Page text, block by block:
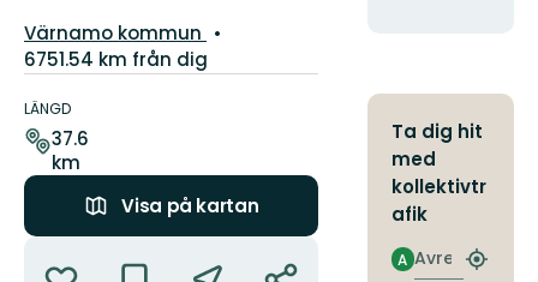
stjärnor
Guide:
Värnamo kommun
6751.54 km från dig
om
leden
LÄNGD
37.6
km
Visa på kartan
Ta dig hit
med
kollektivtr
afik
Avresa
A
Hitta